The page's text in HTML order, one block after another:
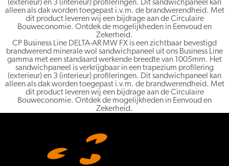
(exterieur) en 3 (interieur) profileringen. Dit sandwichpaneel kan
alleen als dak worden toegepast i.v.m. de brandwerendheid. Met
dit product leveren wij een bijdrage aan de Circulaire
Bouweconomie. Ontdek de mogelijkheden in Eenvoud en
Zekerheid.
CP Business Line DELTA-AR MW FX is een zichtbaar bevestigd
brandwerend minerale wol sandwichpaneel uit ons Business Line
gamma met een standaard werkende breedte van 1005mm. Het
sandwichpaneel is verkrijgbaar in een trapezium profilering
(exterieur) en 3 (interieur) profileringen. Dit sandwichpaneel kan
alleen als dak worden toegepast i.v.m. de brandwerendheid. Met
dit product leveren wij een bijdrage aan de Circulaire
Bouweconomie. Ontdek de mogelijkheden in Eenvoud en
Zekerheid.